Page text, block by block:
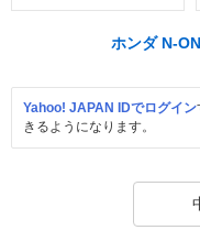
ホンダ N-
Yahoo! JAPAN IDでログイン
きるようになります。